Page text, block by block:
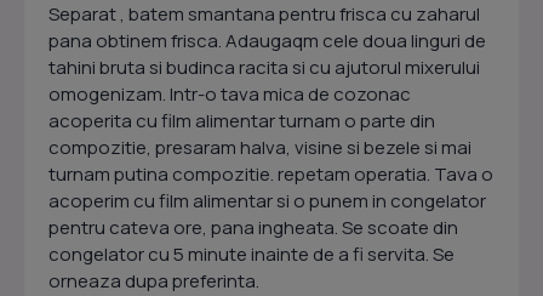
Separat , batem smantana pentru frisca cu zaharul
pana obtinem frisca. Adaugaqm cele doua linguri de
tahini bruta si budinca racita si cu ajutorul mixerului
omogenizam. Intr-o tava mica de cozonac
acoperita cu film alimentar turnam o parte din
compozitie, presaram halva, visine si bezele si mai
turnam putina compozitie. repetam operatia. Tava o
acoperim cu film alimentar si o punem in congelator
pentru cateva ore, pana ingheata. Se scoate din
congelator cu 5 minute inainte de a fi servita. Se
orneaza dupa preferinta.